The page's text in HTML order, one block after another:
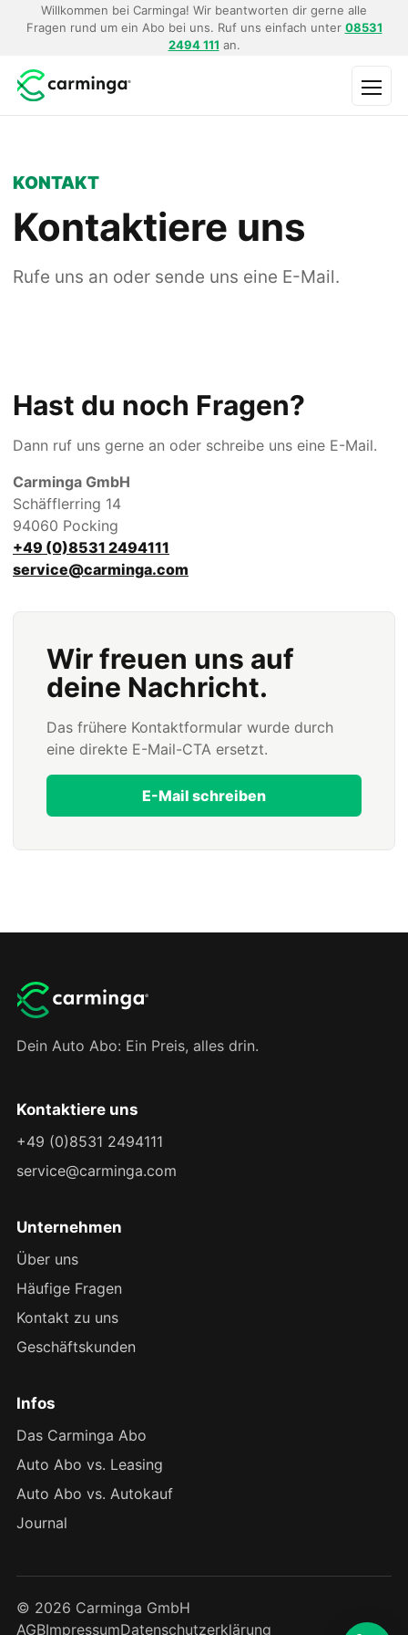
Willkommen bei Carminga! Wir beantworten dir gerne alle
Fragen rund um ein Abo bei uns. Ruf uns einfach unter 08531
2494 111 an.
KONTAKT
Kontaktiere uns
Rufe uns an oder sende uns eine E-Mail.
Hast du noch Fragen?
Dann ruf uns gerne an oder schreibe uns eine E-Mail.
Carminga GmbH
Schäfflerring 14
94060 Pocking
+49 (0)8531 2494111
service@carminga.com
Wir freuen uns auf
deine Nachricht.
Das frühere Kontaktformular wurde durch
eine direkte E-Mail-CTA ersetzt.
E-Mail schreiben
Dein Auto Abo: Ein Preis, alles drin.
Kontaktiere uns
+49 (0)8531 2494111
service@carminga.com
Unternehmen
Über uns
Häufige Fragen
Kontakt zu uns
Geschäftskunden
Infos
Das Carminga Abo
Auto Abo vs. Leasing
Auto Abo vs. Autokauf
Journal
© 2026 Carminga GmbH
AGBImpressumDatenschutzerklärung